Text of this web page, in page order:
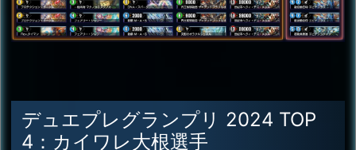
デュエプレグランプリ 2024 TOP
4：カイワレ大根選手